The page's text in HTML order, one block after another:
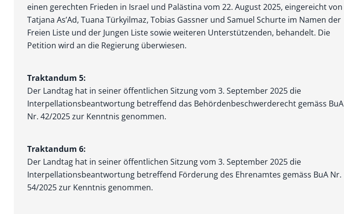
einen gerechten Frieden in Israel und Palästina vom 22. August 2025, eingereicht von
Tatjana As’Ad, Tuana Türkyilmaz, Tobias Gassner und Samuel Schurte im Namen der
Freien Liste und der Jungen Liste sowie weiteren Unterstützenden, behandelt. Die
Petition wird an die Regierung überwiesen.
Traktandum 5:
Der Landtag hat in seiner öffentlichen Sitzung vom 3. September 2025 die
Interpellationsbeantwortung betreffend das Behördenbeschwerderecht gemäss BuA
Nr. 42/2025 zur Kenntnis genommen.
Traktandum 6:
Der Landtag hat in seiner öffentlichen Sitzung vom 3. September 2025 die
Interpellationsbeantwortung betreffend Förderung des Ehrenamtes gemäss BuA Nr.
54/2025 zur Kenntnis genommen.